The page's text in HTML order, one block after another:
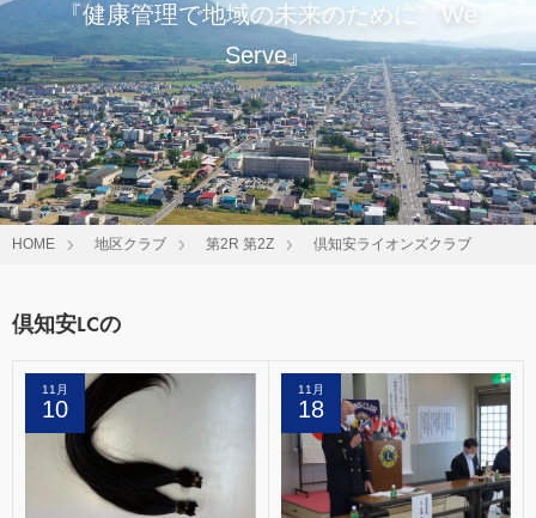
『健康管理で地域の未来のために We
Serve』
HOME 地区クラブ 第2R 第2Z 倶知安ライオンズクラブ
倶知安LCの
11月
10
11月
18